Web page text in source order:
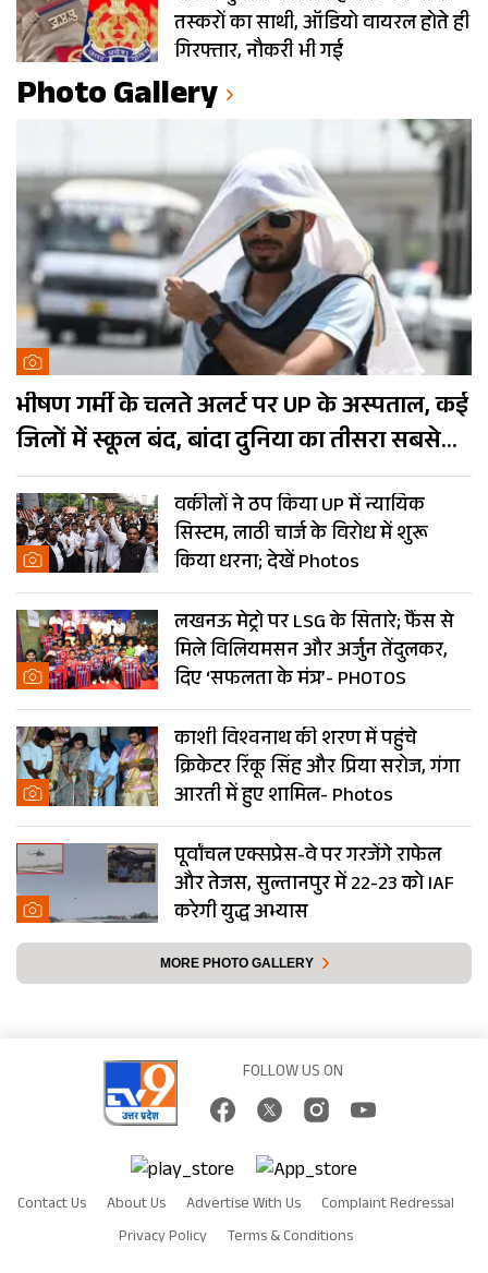
तस्करों का साथी, ऑडियो वायरल होते ही
गिरफ्तार, नौकरी भी गई
Photo Gallery
भीषण गर्मी के चलते अलर्ट पर UP के अस्पताल, कई
जिलों में स्कूल बंद, बांदा दुनिया का तीसरा सबसे
गर्म शहर
वकीलों ने ठप किया UP में न्यायिक
सिस्टम, लाठी चार्ज के विरोध में शुरू
किया धरना; देखें Photos
लखनऊ मेट्रो पर LSG के सितारे; फैंस से
मिले विलियमसन और अर्जुन तेंदुलकर,
दिए ‘सफलता के मंत्र’- PHOTOS
काशी विश्वनाथ की शरण में पहुंचे
क्रिकेटर रिंकू सिंह और प्रिया सरोज, गंगा
आरती में हुए शामिल- Photos
पूर्वांचल एक्सप्रेस-वे पर गरजेंगे राफेल
और तेजस, सुल्तानपुर में 22-23 को IAF
करेगी युद्ध अभ्यास
MORE PHOTO GALLERY
FOLLOW US ON
Contact Us About Us Advertise With Us
Complaint Redressal
Privacy Policy
Terms & Conditions